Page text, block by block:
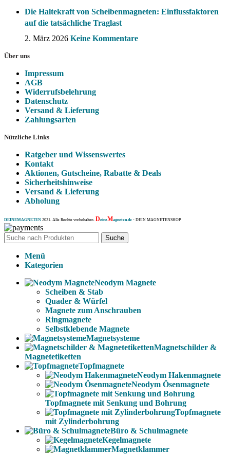
Die Haltekraft von Scheibenmagneten: Einflussfaktoren
auf die tatsächliche Traglast
2. März 2026 Keine Kommentare
Über uns
Impressum
AGB
Widerrufsbelehrung
Datenschutz
Versand & Lieferung
Zahlungsarten
Nützliche Links
Ratgeber und Wissenswertes
Kontakt
Aktionen, Gutscheine, Rabatte & Deals
Sicherheitshinweise
Versand & Lieferung
Abholung
DEINEMAGNETEN 2021. Alle Rechte vorbehalten. DeineMagneten.de - DEIN MAGNETENSHOP
Suche
Menü
Kategorien
Neodym Magnete
Scheiben & Stab
Quader & Würfel
Magnete zum Anschrauben
Ringmagnete
Selbstklebende Magnete
Magnetsysteme
Magnetschilder &
Magnetetiketten
Topfmagnete
Neodym Hakenmagnete
Neodym Ösenmagnete
Topfmagnete mit Senkung und Bohrung
Topfmagnete
mit Zylinderbohrung
Büro & Schulmagnete
Kegelmagnete
Magnetklammer